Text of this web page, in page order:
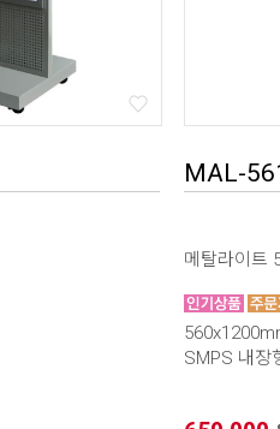
MAL-
메탈라이트
SMPS 내장